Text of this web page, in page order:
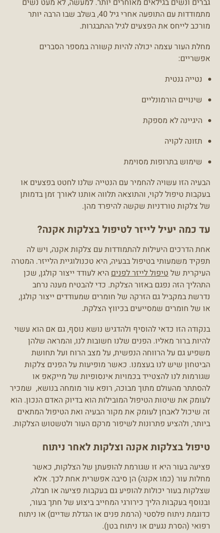
גברים ונשים בגילאים מאוחרים יותר. למעשה, לא מעט נשים
מתמודדות עם התופעה אחרי גיל 40, בשלב שבו הרבה יותר
מורכב לייחס את הפצעים לגיל ההתבגרות.
מחלת העור עצמה יכולה להיות קשורה במספר הסברים
אפשריים:
נטייה גנטית
שינויים הורמונליים
היגיינה לא מספקת
תזונה לקויה
שימוש בתרופות מסוימת
הבעיה הזו עשויה להחמיר עם הנטייה שלנו לחטט בפצעים או
בעקבות טיפול לקוי, והתוצאה תלווה אותנו לאורך זמן בדמותן
של צלקות טורדניות שקשה להיפרד מהן.
עד כמה יעיל לייזר לטיפול בצלקות אקנה?
אחת הדרכים היעילות להתמודדות עם צלקות אקנה, ויש לה
תפקיד משמעותי בטיפול בבעיה, היא טכנולוגיית הלייזר. המטרה
העיקרית שלטיפול לייזר לפניםהיא לעודד ייצור קולגן, שכן
התהליך הזה נפגם באזור הצלקת. כדי להבטיח מענה נרחב
נדרשת במקביל גם הזרקה של חומרים שמעודדים ייצור קולגן,
או של חומרים שמסייעים בכיווץ הצלקת.
בנקודה הזו כדאי להוסיף ולהדגיש נושא נוסף, גם אם הוא עשוי
להיות ברור מאליו. הפנים שלנו חשובות לנו, והמראה שלהן
משפיע גם על הרווחה הנפשית, על מצב הרוח ועל תחושת
הביטחון שיש לנו בעצמנו. כאשר מופיעות על הפנים צלקות
שגורמות לנו להצטייד בכמויות אינסופיות של מייקאפ או
להסתתר מהעולם מתוך מבוכה, רופא עור מומחה בנושא, שמכיר
לעומק את שיטות הטיפול המובילות הוא בדיוק האדם הנכון. הוא
זה שיכול לאבחן לעומק את מקור הבעיה ואת הטיפול המתאים
ביותר, ולהציע פתרונות לשיפור מרקם העור ולטשטוש הצלקות.
טיפול בצלקות אקנה וצלקות לאחר ניתוח
פציעה בעור היא זו שגורמת להופעתן של הצלקות, כאשר
מחלות עור (כמו אקנה) הן סיבה אפשרית אחת לכך. אלא
שצלקות בעור יכולות להופיע גם בעקבות פציעה או חבלה,
ובנוסף בעקבות הליך כירורגי המחייב ביצוע של חתך בעור,
כדוגמת ניתוח פלסטי (הרמת פנים או הגדלת שדיים) או ניתוח
רפואי (הסרת נגעים או ניתוח בטן).